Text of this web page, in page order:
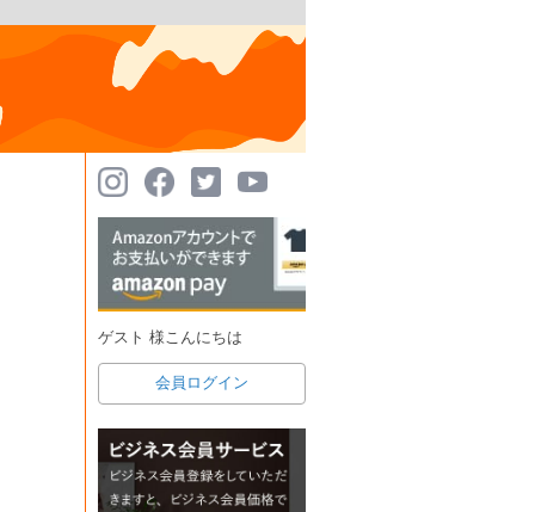
ゲスト 様こんにちは
会員ログイン